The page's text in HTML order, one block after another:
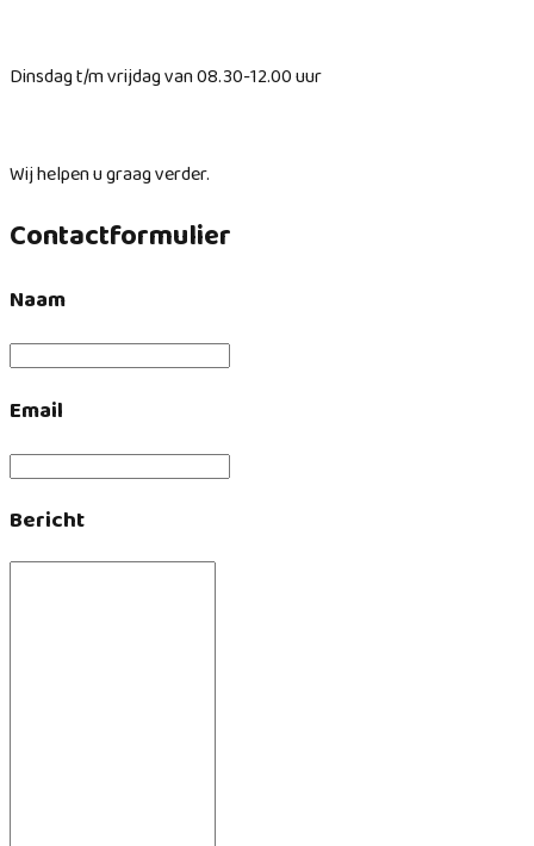
Dinsdag t/m vrijdag van 08.30-12.00 uur
Wij helpen u graag verder.
Contactformulier
Naam
Email
Bericht